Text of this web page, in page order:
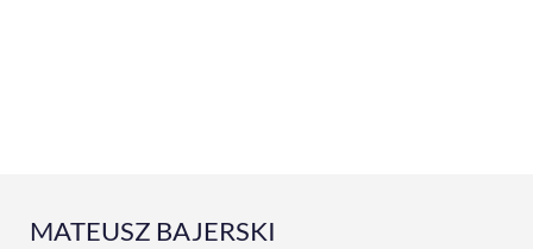
MATEUSZ BAJERSKI